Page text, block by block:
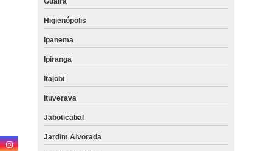
Higienópolis
Ipanema
Ipiranga
Itajobi
Ituverava
Jaboticabal
Jardim Alvorada